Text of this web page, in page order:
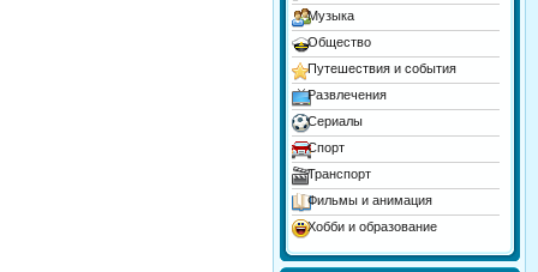
Музыка
Общество
Путешествия и события
Развлечения
Сериалы
Спорт
Транспорт
Фильмы и анимация
Хобби и образование
Юмор